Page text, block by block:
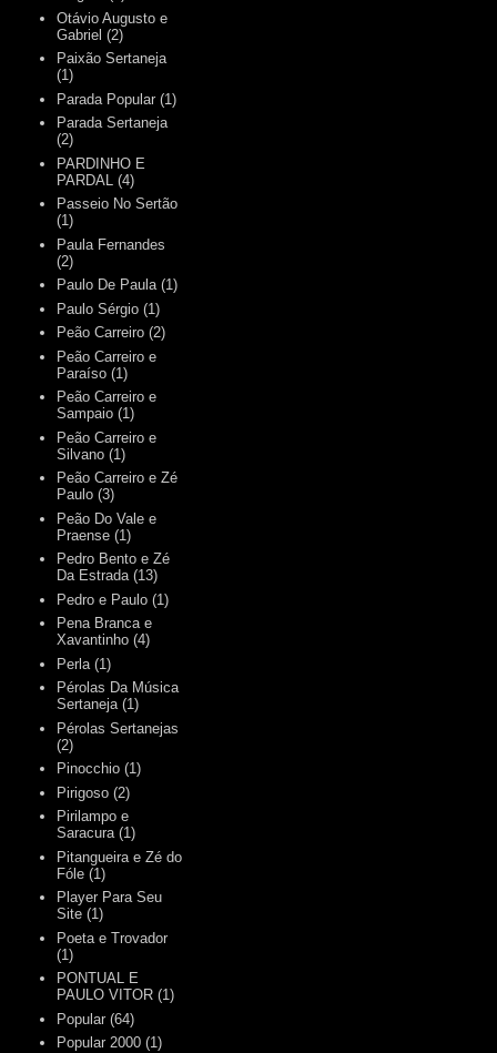
Otávio Augusto e
Gabriel (2)
Paixão Sertaneja
(1)
Parada Popular (1)
Parada Sertaneja
(2)
PARDINHO E
PARDAL
(4)
Passeio No Sertão
(1)
Paula Fernandes
(2)
Paulo De Paula (1)
Paulo Sérgio (1)
Peão Carreiro (2)
Peão Carreiro e
Paraíso (1)
Peão Carreiro e
Sampaio (1)
Peão Carreiro e
Silvano (1)
Peão Carreiro e Zé
Paulo (3)
Peão Do Vale e
Praense (1)
Pedro Bento e Zé
Da Estrada (13)
Pedro e Paulo (1)
Pena Branca e
Xavantinho (4)
Perla (1)
Pérolas Da Música
Sertaneja (1)
Pérolas Sertanejas
(2)
Pinocchio (1)
Pirigoso (2)
Pirilampo e
Saracura (1)
Pitangueira e Zé do
Fóle (1)
Player Para Seu
Site (1)
Poeta e Trovador
(1)
PONTUAL E
PAULO VITOR (1)
Popular (64)
Popular 2000 (1)